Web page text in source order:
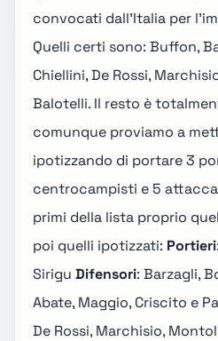
convocati dall'Italia per
Quelli certi sono: Buffon,
Chiellini, De Rossi,
Balotelli. Il resto è
comunque proviamo a
ipotizzando di portare 3
centrocampisti e 5
primi della lista proprio
poi quelli ipotizzati: Portieri
Sirigu Difensori: Barzagli,
Abate, Maggio, Criscito e
De Rossi, Marchisio,